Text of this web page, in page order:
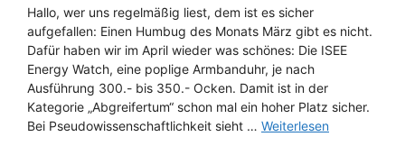
Hallo, wer uns regelmäßig liest, dem ist es sicher
aufgefallen: Einen Humbug des Monats März gibt es nicht.
Dafür haben wir im April wieder was schönes: Die ISEE
Energy Watch, eine poplige Armbanduhr, je nach
Ausführung 300.- bis 350.- Ocken. Damit ist in der
Kategorie „Abgreifertum“ schon mal ein hoher Platz sicher.
Bei Pseudowissenschaftlichkeit sieht … Weiterlesen